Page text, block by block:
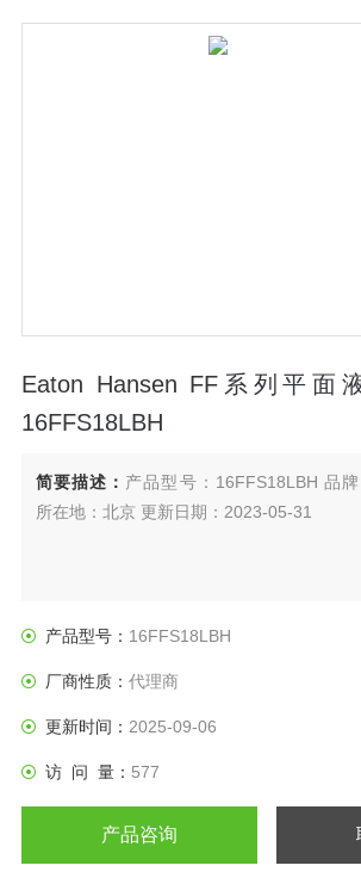
Eaton Hansen FF系列平面
16FFS18LBH
简要描述： 产品型号：16FFS18LBH 品
所在地：北京 更新日期：2023-05-31
产品型号： 16FFS18LBH
厂商性质： 代理商
更新时间： 2025-09-06
访 问 量： 577
产品咨询